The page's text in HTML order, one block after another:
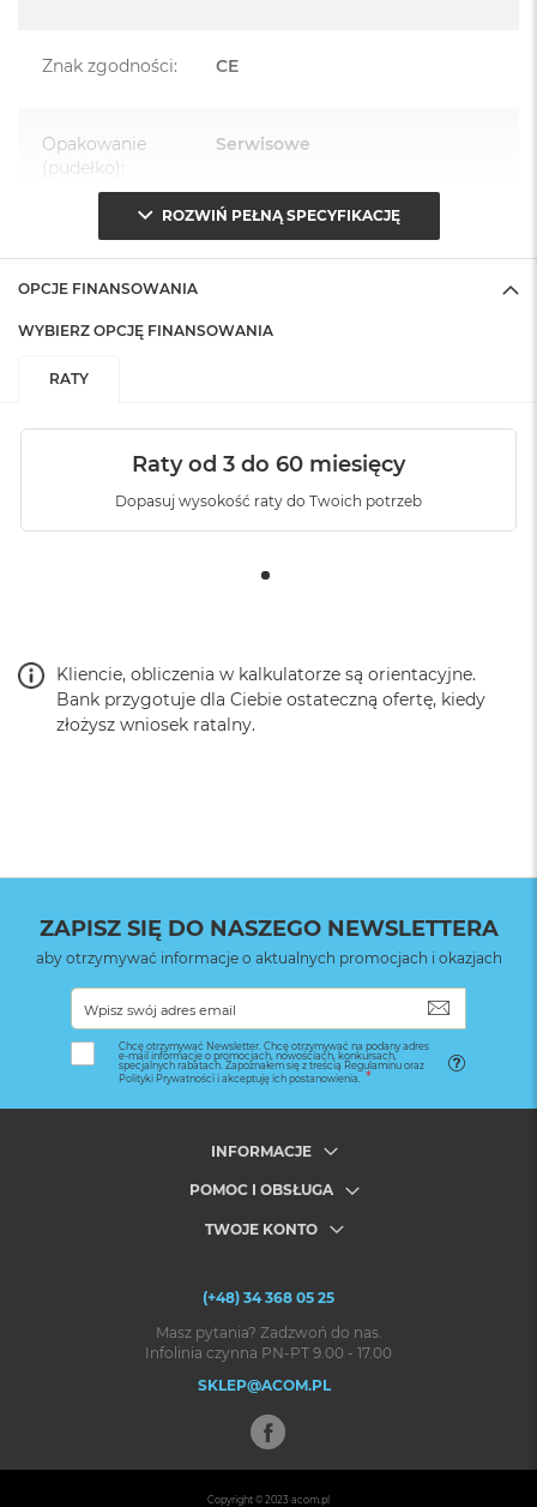
Znak zgodności: CE
Opakowanie
(pudełko):
Serwisowe
ROZWIŃ PEŁNĄ SPECYFIKACJĘ
OPCJE FINANSOWANIA
WYBIERZ OPCJĘ FINANSOWANIA
RATY
Raty od 3 do 60 miesięcy
Dopasuj wysokość raty do Twoich potrzeb
Kliencie, obliczenia w kalkulatorze są orientacyjne.
Bank przygotuje dla Ciebie ostateczną ofertę, kiedy
złożysz wniosek ratalny.
ZAPISZ SIĘ DO NASZEGO NEWSLETTERA
aby otrzymywać informacje o aktualnych promocjach i okazjach
Chcę otrzymywać Newsletter. Chcę otrzymywać na podany adres
e-mail informacje o promocjach, nowościach, konkursach,
specjalnych rabatach. Zapoznałem się z treścią Regulaminu oraz
Polityki Prywatności i akceptuję ich postanowienia.
INFORMACJE
POMOC I OBSŁUGA
TWOJE KONTO
(+48) 34 368 05 25
Masz pytania? Zadzwoń do nas.
Infolinia czynna PN-PT 9.00 - 17.00
SKLEP@ACOM.PL
Copyright © 2023 acom.pl